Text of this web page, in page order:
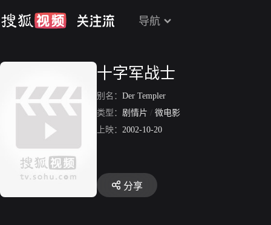
导航
十字军战士
别名： Der Templer
类型： 剧情片 / 微电影
上映： 2002-10-20
分享